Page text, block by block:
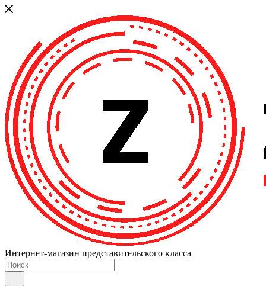
Интернет-магазин представительского класса